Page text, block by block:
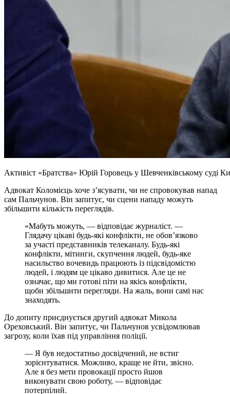
Активіст «Братства» Юрій Горовець у Шевченківському суді
Адвокат Коломієць хоче з’ясувати, чи не спровокував напад
сам Пальчунов. Він запитує, чи сцени нападу можуть
збільшити кількість переглядів.
«Мабуть можуть, — відповідає журналіст. —
Глядачу цікаві будь-які конфлікти, не обов’язково
за участі представників телеканалу. Будь-які
конфлікти, мітинги, скупчення людей, будь-яке
насильство вочевидь працюють із підсвідомістю
людей, і людям це цікаво дивитися. Але це не
означає, що ми готові піти на якісь конфлікти,
щоби збільшити перегляди. На жаль, вони самі нас
знаходять.
До допиту приєднується другий адвокат Микола
Ореховський. Він запитує, чи Пальчунов усвідомлював
загрозу, коли їхав під управління поліції.
— Я був недостатньо досвідчений, не встиг
зорієнтуватися. Можливо, краще не йти, звісно.
Але я без мети провокації просто йшов
виконувати свою роботу, — відповідає
потерпілий.